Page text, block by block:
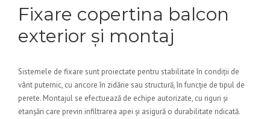
Fixare copertina balcon
exterior și montaj
Sistemele de fixare sunt proiectate pentru stabilitate în condiții de
vânt puternic, cu ancore în zidărie sau structură, în funcție de tipul de
perete. Montajul se efectuează de echipe autorizate, cu riguri și
etanșări care previn infiltrarea apei și asigură o durabilitate ridicată.